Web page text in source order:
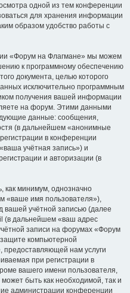
одной из тем конференции
для хранения информации
образом удобство работы с
«Форум на Флагмане» мы можем
к программному обеспечению
документа, целью которого
исключительно программным
получения вашей информации
на форум. Этими данными
данные: сообщения,
(в дальнейшем «анонимные
в конференции
учётная запись») и
и авторизации (в
как минимум, однозначно
«ваше имя пользователя»),
вашей учётной записью (далее
(в дальнейшем «ваш адрес
записи на форумах «Форум
компьютерной
нам услуги
при регистрации в
вашего имени пользователя,
быть как необходимой, так и
администрации конференции